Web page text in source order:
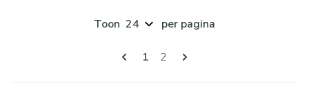
Pagina's
U lees momenteel pagina
1 Pagina
2
Toon per pagina